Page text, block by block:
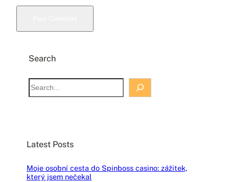
Search
S
e
h
Latest Posts
Moje osobní cesta do Spinboss casino: zážitek,
který jsem nečekal